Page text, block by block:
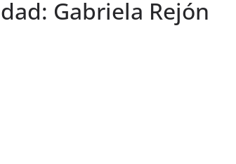
Gabriela Rejón